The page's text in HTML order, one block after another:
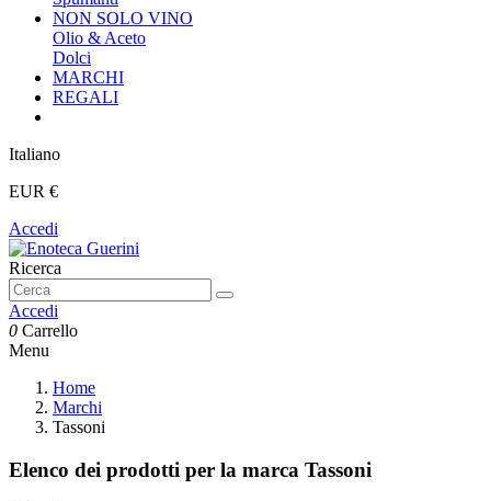
NON SOLO VINO
Olio & Aceto
Dolci
MARCHI
REGALI
Italiano
EUR €
Accedi
Ricerca
Accedi
0 Carrello
Menu
Home
Marchi
Tassoni
Elenco dei prodotti per la marca Tassoni